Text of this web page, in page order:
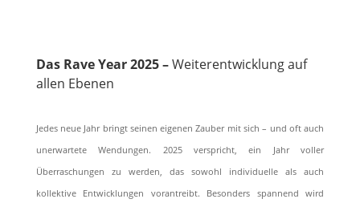
Das Rave Year 2025 –Weiterentwicklung auf
allen Ebenen
Jedes neue Jahr bringt seinen eigenen Zauber mit sich – und oft auch
unerwartete Wendungen. 2025 verspricht, ein Jahr voller
Überraschungen zu werden, das sowohl individuelle als auch
kollektive Entwicklungen vorantreibt. Besonders spannend wird